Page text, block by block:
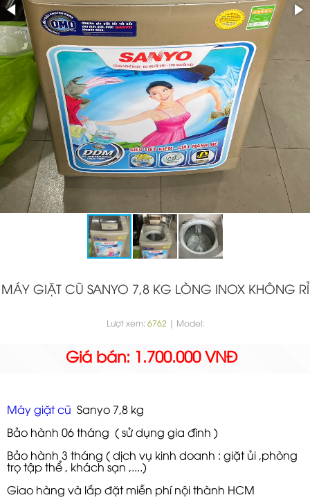
MÁY GIẶT CŨ SANYO 7,8 KG LÒNG INOX KHÔNG RỈ
Lượt xem: 6762 | Model:
Giá bán: 1.700.000 VNĐ
Máy giặt cũ Sanyo 7,8 kg
Bảo hành 06 tháng ( sử dụng gia đình )
Bảo hành 3 tháng ( dịch vụ kinh doanh : giặt ủi ,phòng
trọ tập thể , khách sạn ,....)
Giao hàng và lắp đặt miễn phí nội thành HCM